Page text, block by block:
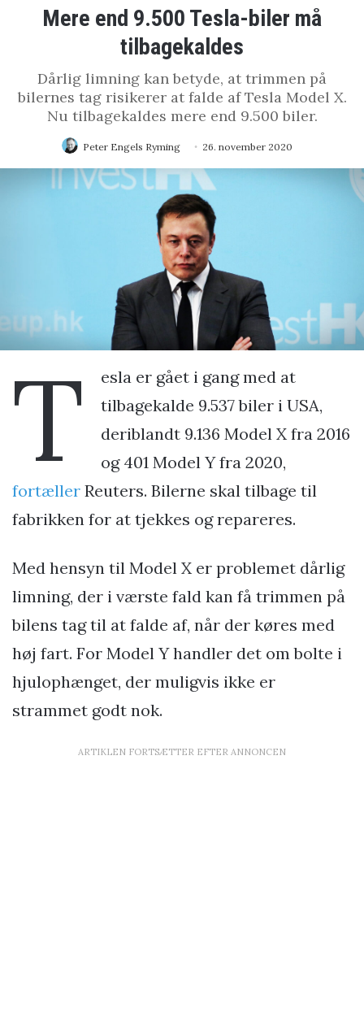
Mere end 9.500 Tesla-biler må
tilbagekaldes
Dårlig limning kan betyde, at trimmen på
bilernes tag risikerer at falde af Tesla Model X.
Nu tilbagekaldes mere end 9.500 biler.
Peter Engels Ryming 26. november 2020
T
esla er gået i gang med at
tilbagekalde 9.537 biler i USA,
deriblandt 9.136 Model X fra 2016
og 401 Model Y fra 2020,
fortæller Reuters. Bilerne skal tilbage til
fabrikken for at tjekkes og repareres.
Med hensyn til Model X er problemet dårlig
limning, der i værste fald kan få trimmen på
bilens tag til at falde af, når der køres med
høj fart. For Model Y handler det om bolte i
hjulophænget, der muligvis ikke er
strammet godt nok.
ARTIKLEN FORTSÆTTER EFTER ANNONCEN